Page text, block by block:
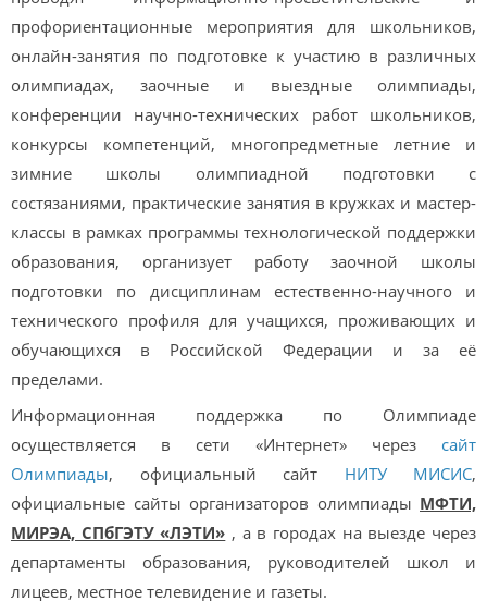
профориентационные мероприятия для школьников,
онлайн-занятия по подготовке к участию в различных
олимпиадах, заочные и выездные олимпиады,
конференции научно-технических работ школьников,
конкурсы компетенций, многопредметные летние и
зимние школы олимпиадной подготовки с
состязаниями, практические занятия в кружках и мастер-
классы в рамках программы технологической поддержки
образования, организует работу заочной школы
подготовки по дисциплинам естественно-научного и
технического профиля для учащихся, проживающих и
обучающихся в Российской Федерации и за её
пределами.
Информационная поддержка по Олимпиаде
осуществляется в сети «Интернет» через сайт
Олимпиады, официальный сайт НИТУ МИСИС,
официальные сайты организаторов олимпиады МФТИ,
МИРЭА, СПбГЭТУ «ЛЭТИ» , а в городах на выезде через
департаменты образования, руководителей школ и
лицеев, местное телевидение и газеты.